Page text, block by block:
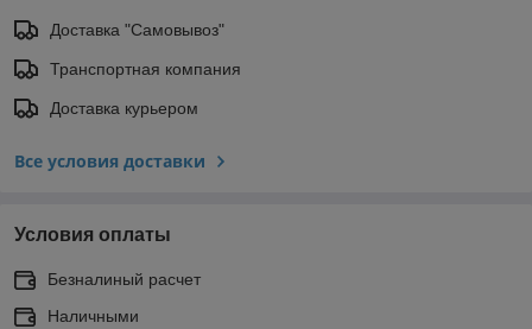
Доставка "Самовывоз"
Транспортная компания
Доставка курьером
Все условия доставки
Условия оплаты
Безналиный расчет
Наличными